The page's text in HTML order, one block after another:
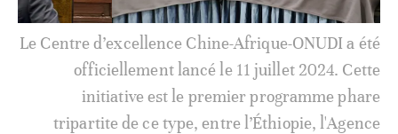
Le Centre d’excellence Chine-Afrique-ONUDI a été
officiellement lancé le 11 juillet 2024. Cette
initiative est le premier programme phare
tripartite de ce type, entre l’Éthiopie, l'Agence